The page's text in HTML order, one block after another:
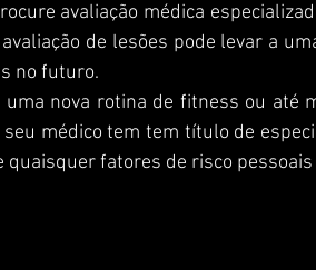
avaliação médica
de lesões pode levar a
no futuro.
médico tem tem título de
quaisquer fatores de risco